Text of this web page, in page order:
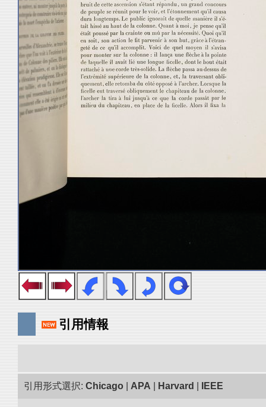
引用情報
引用形式選択: Chicago APA Harvard IEEE